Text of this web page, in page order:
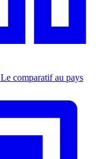
Le comparatif au pays